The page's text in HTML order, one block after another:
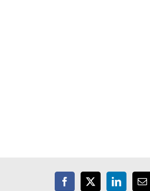
Facebook
X LinkedIn